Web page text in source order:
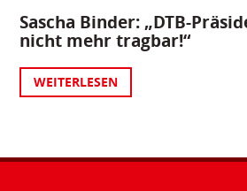
Sascha Binder: „DTB-
nicht mehr tragbar!“
WEITERLESEN